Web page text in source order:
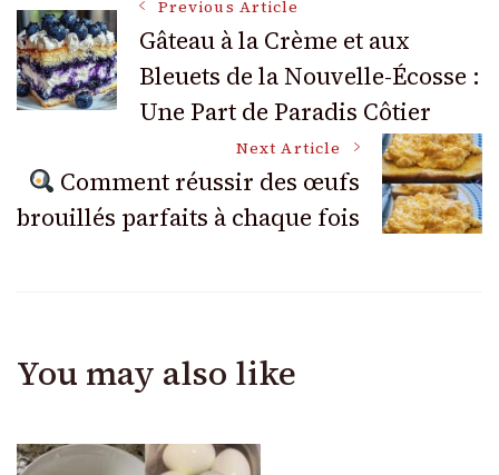
Post
Navigation
Previous Article
Gâteau à la Crème et aux
Bleuets de la Nouvelle-Écosse :
Une Part de Paradis Côtier
Next Article
Comment réussir des œufs
brouillés parfaits à chaque fois
You may also like